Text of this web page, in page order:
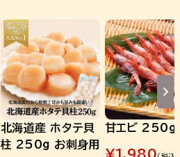
北海道産 ホタテ貝
柱 250g お刺身用
甘エビ 250g
¥1,980